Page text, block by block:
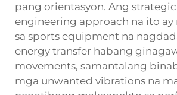
pang orientasyon. Ang
engineering approach na ito ay
sa sports equipment na
energy transfer habang
movements, samantalang
mga unwanted vibrations na